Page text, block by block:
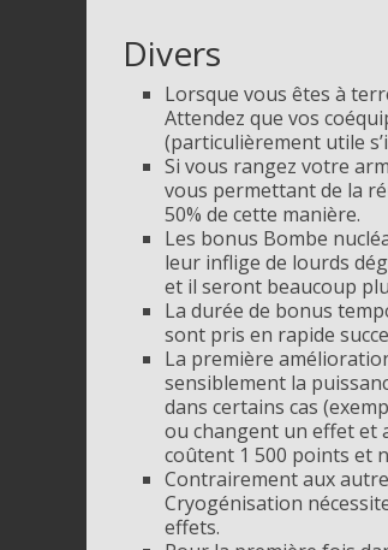
Divers
Lorsque vous êtes à
Attendez que vos
(particulièrement utile
Si vous rangez votre
vous permettant de la
50% de cette manière.
Les bonus Bombe
leur inflige de lourds
et il seront beaucoup
La durée de bonus
sont pris en rapide
La première
sensiblement la
dans certains cas
ou changent un effet et
coûtent 1 500 points et
Contrairement aux
Cryogénisation
effets.